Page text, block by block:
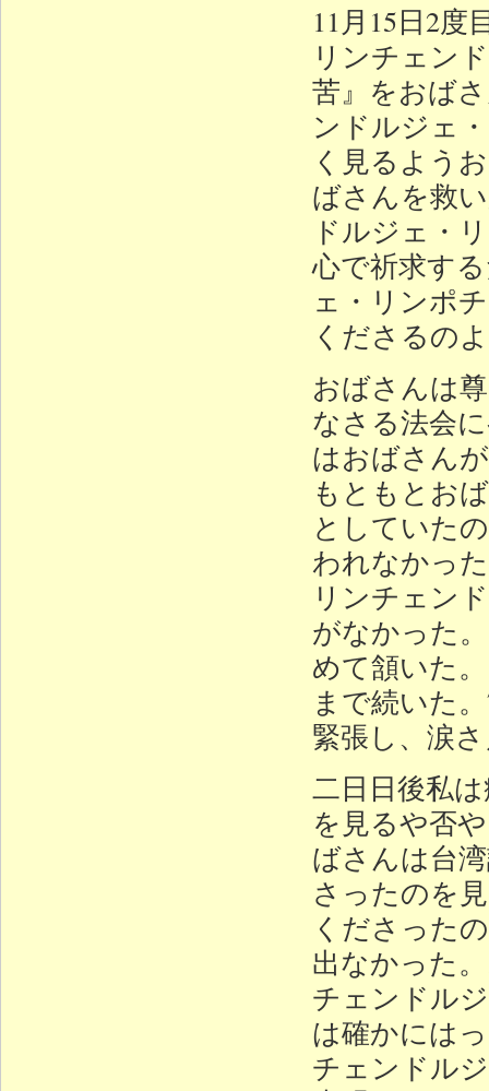
11月15日2
リンチェン
苦』をおば
ンドルジェ
く見るよう
ばさんを救
ドルジェ・
心で祈求す
ェ・リンポ
くださるの
おばさんは
なさる法会
はおばさん
もともとお
としていた
われなかっ
リンチェン
がなかった
めて頷いた
まで続いた
緊張し、涙
二日日後私
を見るや否
ばさんは台
さったのを
くださった
出なかった
チェンドル
は確かには
チェンドル